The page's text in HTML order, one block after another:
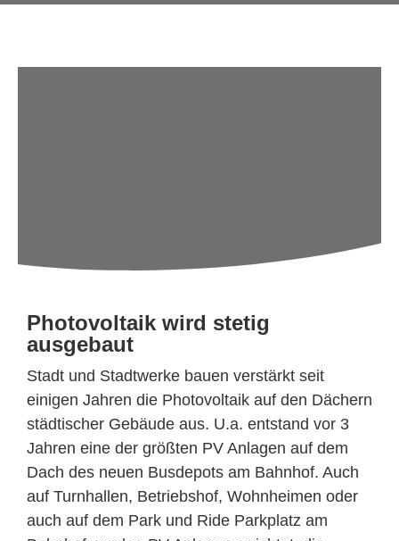
Photovoltaik wird stetig
ausgebaut
Stadt und Stadtwerke bauen verstärkt seit
einigen Jahren die Photovoltaik auf den Dächern
städtischer Gebäude aus. U.a. entstand vor 3
Jahren eine der größten PV Anlagen auf dem
Dach des neuen Busdepots am Bahnhof. Auch
auf Turnhallen, Betriebshof, Wohnheimen oder
auch auf dem Park und Ride Parkplatz am